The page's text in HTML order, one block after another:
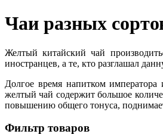
Чаи разных
Желтый китайский чай
иностранцев, а те, кто разглашал
Долгое время напитком
желтый чай содержит большое
повышению общего тонуса,
Фильтр товаров